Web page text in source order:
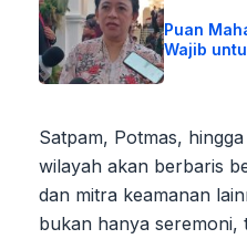
Puan
Wajib
Satpam, Potmas,
wilayah akan berbaris
dan mitra keamanan
bukan hanya seremoni,